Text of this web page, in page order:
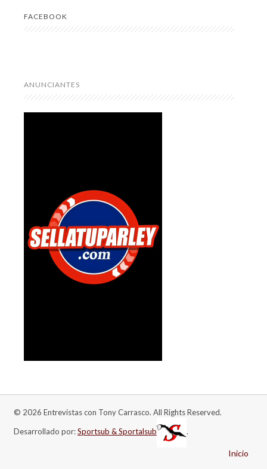
FACEBOOK
ANUNCIANTES
© 2026 Entrevistas con Tony Carrasco. All Rights Reserved.
Desarrollado por:Sportsub & Sportalsub .
Inicio